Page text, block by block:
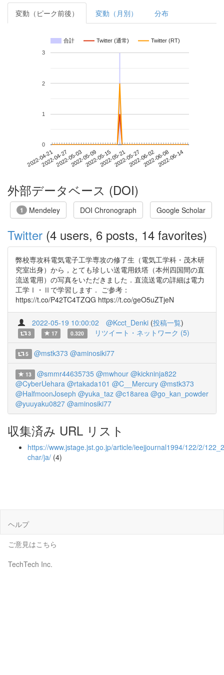
変動（ピーク前後） 変動（月別） 分布
合計 Twitter (通常) Twitter (RT)
2022-04-212022-04-272022-05-032022-05-092022-05-152022-05-212022-05-272022-06-022022-06-082022-06-14
0
1
2
3
外部データベース (DOI)
1 Mendeley DOI Chronograph Google Scholar
Twitter (4 users, 6 posts, 14 favorites)
弊校専攻科電気電子工学専攻の修了生（電気工学科・茂木研
究室出身）から，とても珍しい送電用鉄塔（本州四国間の直
流送電用）の写真をいただきました．直流送電の詳細は電力
工学Ⅰ・Ⅱで学習します． ご参考：
https://t.co/P42TC4TZQG https://t.co/geO5uZTjeN
2022-05-19 10:00:02 @Kcct_Denki (投稿一覧)
3 17 0.320 リツイート・ネットワーク (5)
5 @mstk373 @aminosiki77
13 @smmr44635735 @mwhour @kickninja822
@CyberUehara @rtakada101 @C__Mercury @mstk373
@HalfmoonJoseph @yuka_taz @c18area @go_kan_powder
@yuuyaku0827 @aminosiki77
収集済み URL リスト
https://www.jstage.jst.go.jp/article/ieejjournal1994/122/2/
char/ja/ (4)
ヘルプ
ご意見はこちら
TechTech Inc.